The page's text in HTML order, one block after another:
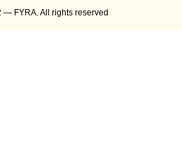
— FYRA. All rights reserved